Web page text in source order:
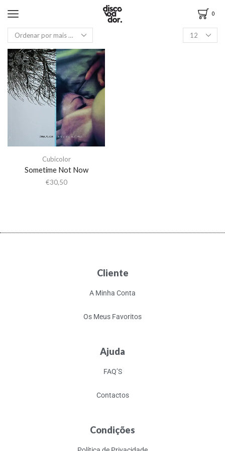
0
Cubicolor
Sometime Not Now
€30,50
Cliente
A Minha Conta
Os Meus Favoritos
Ajuda
FAQ’S
Contactos
Condições